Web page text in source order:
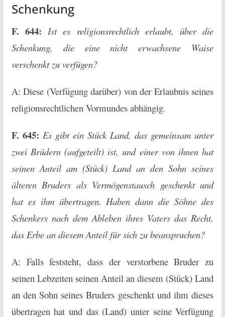
Schenkung
F. 644: Ist es religionsrechtlich erlaubt, über die
Schenkung, die eine nicht erwachsene Waise
verschenkt zu verfügen?
A: Diese (Verfügung darüber) von der Erlaubnis seines
religionsrechtlichen Vormundes abhängig.
F. 645: Es gibt ein Stück Land, das gemeinsam unter
zwei Brüdern (aufgeteilt) ist, und einer von ihnen hat
seinen Anteil am (Stück) Land an den Sohn seines
älteren Bruders als Vermögenstausch geschenkt und
hat es ihm übertragen. Haben dann die Söhne des
Schenkers nach dem Ableben ihres Vaters das Recht,
das Erbe an diesem Anteil für sich zu beanspruchen?
A: Falls feststeht, dass der verstorbene Bruder zu
seinen Lebzeiten seinen Anteil an diesem (Stück) Land
an den Sohn seines Bruders geschenkt und ihm dieses
übertragen hat und das (Land) unter seine Verfügung